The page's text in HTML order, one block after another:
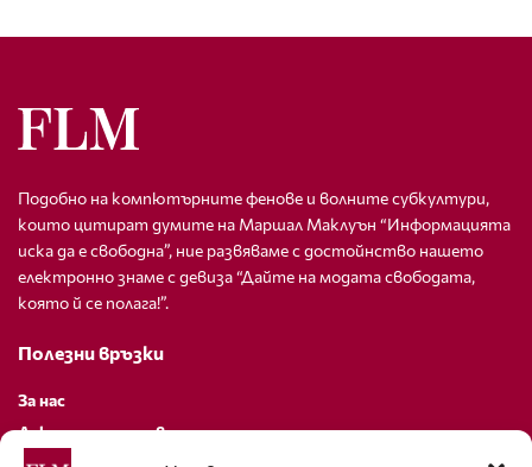
Подобно на компютърните фенове и волните субкултури,
които цитират думите на Маршал Маклуън “Информацията
иска да е свободна”, ние развяваме с достойнство нашето
електронно знаме с девиза “Дайте на модата свободата,
която й се полага!”.
Полезни връзки
За нас
Декларация за поверителност